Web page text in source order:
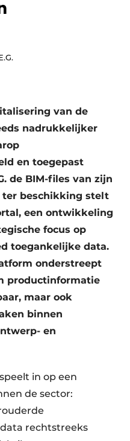
van de
nadrukkelijker
en toegepast
de BIM-files van zijn
ter beschikking stelt
een ontwikkeling
focus op
toegankelijke data.
onderstreept
productinformatie
maar ook
binnen
en
in op een
de sector:
rechtstreeks